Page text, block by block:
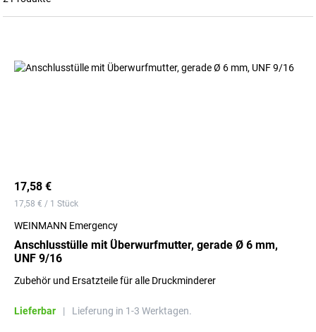
17,58 €
17,58 € / 1 Stück
WEINMANN Emergency
Anschlusstülle mit Überwurfmutter, gerade Ø 6 mm,
UNF 9/16
Zubehör und Ersatzteile für alle Druckminderer
Lieferbar | Lieferung in 1-3 Werktagen.